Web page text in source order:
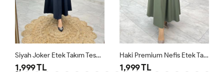
Siyah Joker Etek Takım Tesettür Giyim
1,999 TL
Haki Premium Nefis Etek Takım
1,999 TL